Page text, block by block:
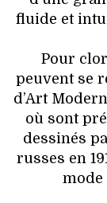
fluide et
Pour
peuvent se
d’Art
où sont
dessinés
russes en
mode